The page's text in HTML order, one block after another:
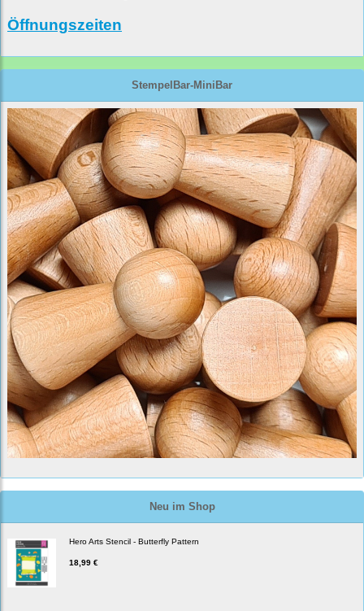
Öffnungszeiten
StempelBar-MiniBar
Neu im Shop
Hero Arts Stencil - Butterfly Pattern
18,99 €